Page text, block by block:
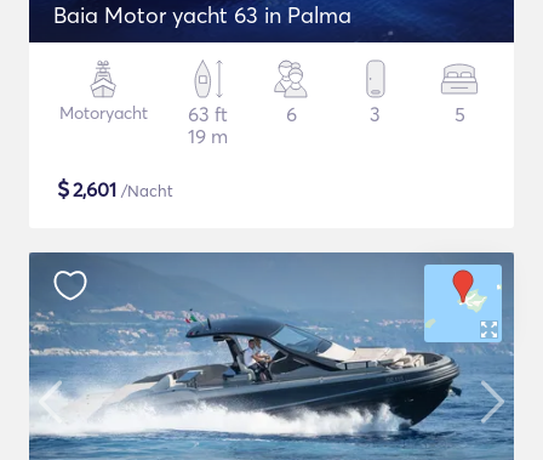
Baia Motor yacht 63 in Palma
Motoryacht
63 ft
19 m
6 3 5
$2,601 /Nacht